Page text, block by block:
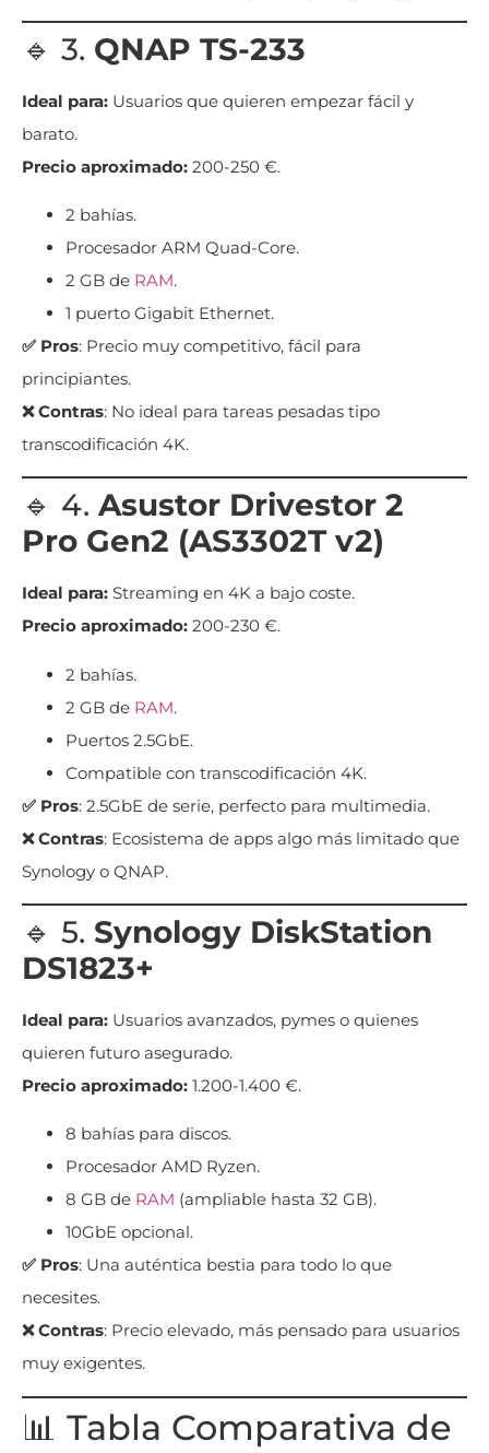
🔹 3. QNAP TS-233
Ideal para: Usuarios que quieren empezar fácil y
barato.
Precio aproximado: 200-250 €.
2 bahías.
Procesador ARM Quad-Core.
2 GB de RAM.
1 puerto Gigabit Ethernet.
✅ Pros: Precio muy competitivo, fácil para
principiantes.
❌ Contras: No ideal para tareas pesadas tipo
transcodificación 4K.
🔹 4. Asustor Drivestor 2
Pro Gen2 (AS3302T v2)
Ideal para: Streaming en 4K a bajo coste.
Precio aproximado: 200-230 €.
2 bahías.
2 GB de RAM.
Puertos 2.5GbE.
Compatible con transcodificación 4K.
✅ Pros: 2.5GbE de serie, perfecto para multimedia.
❌ Contras: Ecosistema de apps algo más limitado que
Synology o QNAP.
🔹 5. Synology DiskStation
DS1823+
Ideal para: Usuarios avanzados, pymes o quienes
quieren futuro asegurado.
Precio aproximado: 1.200-1.400 €.
8 bahías para discos.
Procesador AMD Ryzen.
8 GB de RAM (ampliable hasta 32 GB).
10GbE opcional.
✅ Pros: Una auténtica bestia para todo lo que
necesites.
❌ Contras: Precio elevado, más pensado para usuarios
muy exigentes.
📊 Tabla Comparativa de